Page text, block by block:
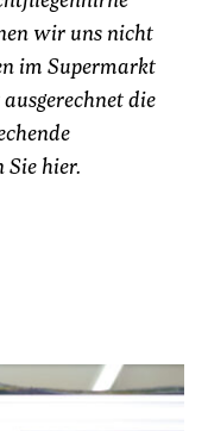
wir uns nicht
im Supermarkt
die
hier.